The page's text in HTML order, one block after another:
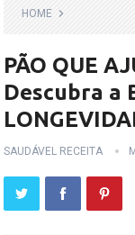
HOME
PÃO QUE
Descubra a
SAUDÁVEL RECEITA